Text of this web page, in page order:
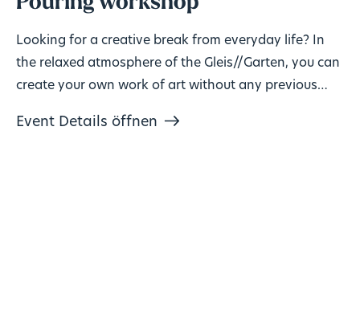
Looking for a creative break from everyday life? In
the relaxed atmosphere of the Gleis//Garten, you can
create your own work of art without any previous
Event Details öffnen